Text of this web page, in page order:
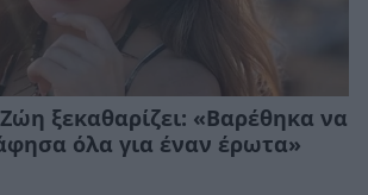
ξεκαθαρίζει: «Βαρέθηκα να
όλα για έναν έρωτα»